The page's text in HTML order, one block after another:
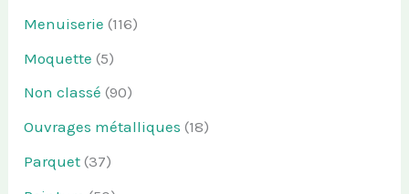
Menuiserie (116)
Moquette (5)
Non classé (90)
Ouvrages métalliques (18)
Parquet (37)